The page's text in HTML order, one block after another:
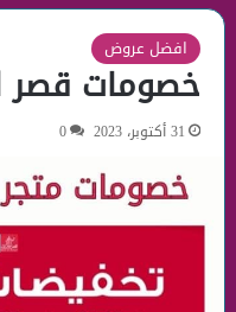
افضل عروض
خصومات قصر
31 أكتوبر، 2023 0